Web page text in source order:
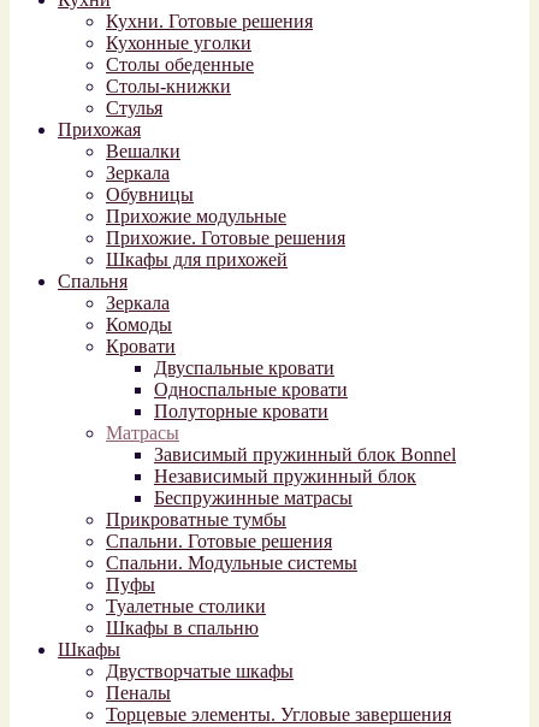
Кухни. Готовые решения
Кухонные уголки
Столы обеденные
Столы-книжки
Стулья
Прихожая
Вешалки
Зеркала
Обувницы
Прихожие модульные
Прихожие. Готовые решения
Шкафы для прихожей
Спальня
Зеркала
Комоды
Кровати
Двуспальные кровати
Односпальные кровати
Полуторные кровати
Матрасы
Зависимый пружинный блок Bonnel
Независимый пружинный блок
Беспружинные матрасы
Прикроватные тумбы
Спальни. Готовые решения
Спальни. Модульные системы
Пуфы
Туалетные столики
Шкафы в спальню
Шкафы
Двустворчатые шкафы
Пеналы
Торцевые элементы. Угловые завершения